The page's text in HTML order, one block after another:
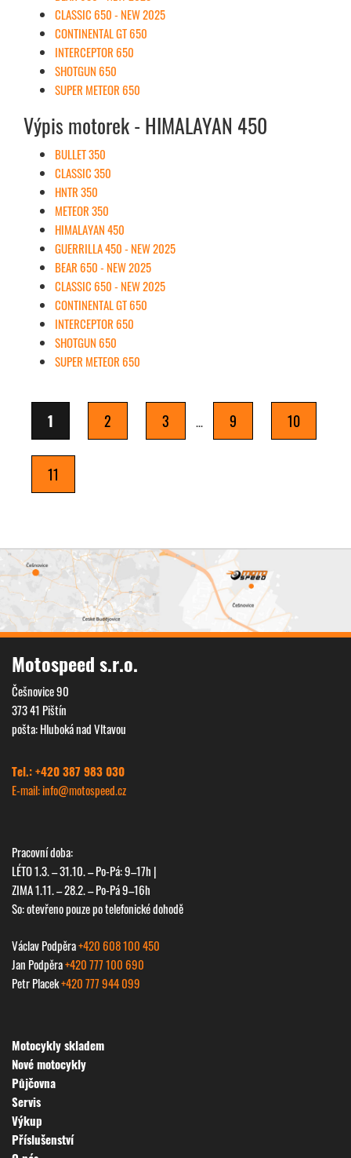
CLASSIC 650 - NEW 2025
CONTINENTAL GT 650
INTERCEPTOR 650
SHOTGUN 650
SUPER METEOR 650
Výpis motorek - HIMALAYAN 450
BULLET 350
CLASSIC 350
HNTR 350
METEOR 350
HIMALAYAN 450
GUERRILLA 450 - NEW 2025
BEAR 650 - NEW 2025
CLASSIC 650 - NEW 2025
CONTINENTAL GT 650
INTERCEPTOR 650
SHOTGUN 650
SUPER METEOR 650
1 2 3 ... 9 10
11
Motospeed s.r.o.
Češnovice 90
373 41 Pištín
pošta: Hluboká nad Vltavou
Tel.: +420 387 983 030
E-mail: info@motospeed.cz
Pracovní doba:
LÉTO 1.3. – 31.10. – Po-Pá: 9–17h |
ZIMA 1.11. – 28.2. – Po-Pá 9–16h
So: otevřeno pouze po telefonické dohodě
Václav Podpěra+420 608 100 450
Jan Podpěra+420 777 100 690
Petr Placek+420 777 944 099
Motocykly skladem
Nové motocykly
Půjčovna
Servis
Výkup
Příslušenství